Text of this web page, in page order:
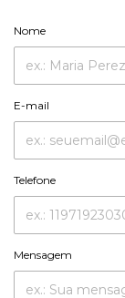
Nome
E-mail
Telefone
Mensagem